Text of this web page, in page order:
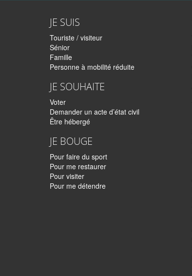
JE SUIS
Touriste / visiteur
Sénior
Famille
Personne à mobilité réduite
JE SOUHAITE
Voter
Demander un acte d’état civil
Être hébergé
JE BOUGE
Pour faire du sport
Pour me restaurer
Pour visiter
Pour me détendre